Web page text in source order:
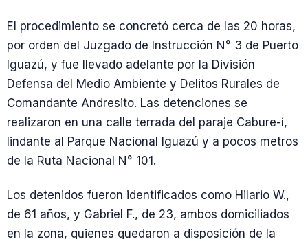
El procedimiento se concretó cerca de las 20 horas,
por orden del Juzgado de Instrucción N° 3 de Puerto
Iguazú, y fue llevado adelante por la División
Defensa del Medio Ambiente y Delitos Rurales de
Comandante Andresito. Las detenciones se
realizaron en una calle terrada del paraje Cabure-í,
lindante al Parque Nacional Iguazú y a pocos metros
de la Ruta Nacional N° 101.
Los detenidos fueron identificados como Hilario W.,
de 61 años, y Gabriel F., de 23, ambos domiciliados
en la zona, quienes quedaron a disposición de la